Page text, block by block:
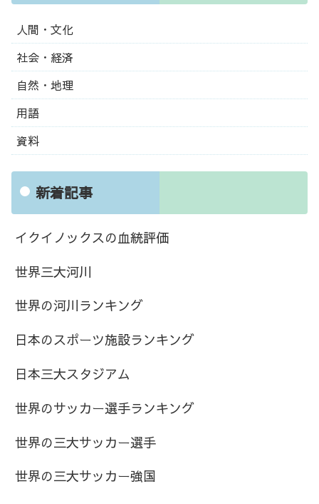
人間・文化
社会・経済
自然・地理
用語
資料
新着記事
イクイノックスの血統評価
世界三大河川
世界の河川ランキング
日本のスポーツ施設ランキング
日本三大スタジアム
世界のサッカー選手ランキング
世界の三大サッカー選手
世界の三大サッカー強国